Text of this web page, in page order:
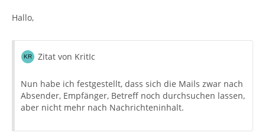
Hallo,
Zitat von KritIc
Nun habe ich festgestellt, dass sich die Mails zwar nach
Absender, Empfänger, Betreff noch durchsuchen lassen,
aber nicht mehr nach Nachrichteninhalt.